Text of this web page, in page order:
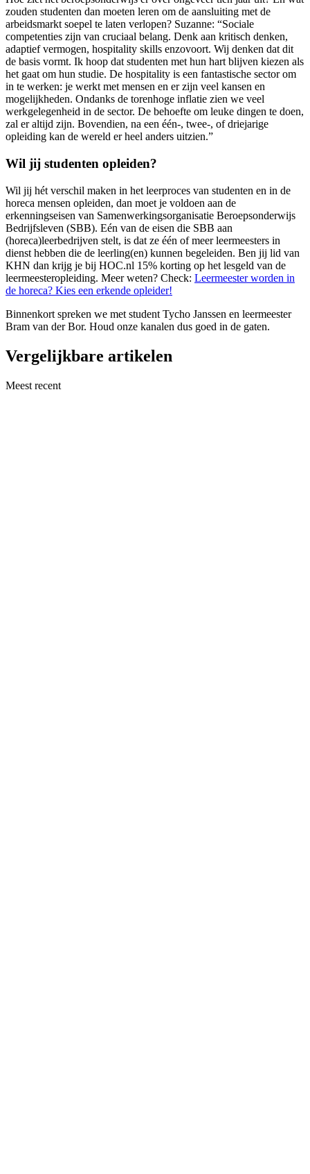
zouden studenten dan moeten leren om de aansluiting met de
arbeidsmarkt soepel te laten verlopen? Suzanne: “Sociale
competenties zijn van cruciaal belang. Denk aan kritisch denken,
adaptief vermogen, hospitality skills enzovoort. Wij denken dat dit
de basis vormt. Ik hoop dat studenten met hun hart blijven kiezen als
het gaat om hun studie. De hospitality is een fantastische sector om
in te werken: je werkt met mensen en er zijn veel kansen en
mogelijkheden. Ondanks de torenhoge inflatie zien we veel
werkgelegenheid in de sector. De behoefte om leuke dingen te doen,
zal er altijd zijn. Bovendien, na een één-, twee-, of driejarige
opleiding kan de wereld er heel anders uitzien.”
Wil jij studenten opleiden?
Wil jij hét verschil maken in het leerproces van studenten en in de
horeca mensen opleiden, dan moet je voldoen aan de
erkenningseisen van Samenwerkingsorganisatie Beroepsonderwijs
Bedrijfsleven (SBB). Eén van de eisen die SBB aan
(horeca)leerbedrijven stelt, is dat ze één of meer leermeesters in
dienst hebben die de leerling(en) kunnen begeleiden. Ben jij lid van
KHN dan krijg je bij HOC.nl 15% korting op het lesgeld van de
leermeesteropleiding. Meer weten? Check: Leermeester worden in
de horeca? Kies een erkende opleider!
Binnenkort spreken we met student Tycho Janssen en leermeester
Bram van der Bor. Houd onze kanalen dus goed in de gaten.
Vergelijkbare artikelen
Meest recent